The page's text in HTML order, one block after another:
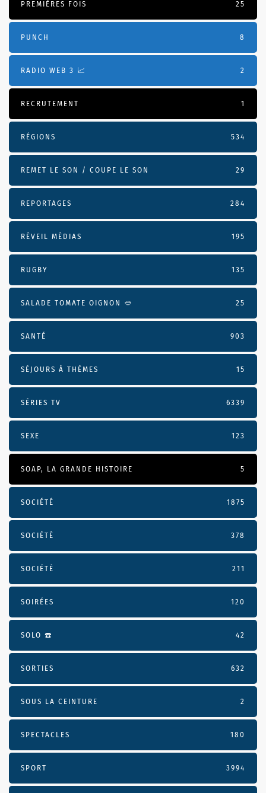
PREMIÈRES FOIS 25
PUNCH 8
RADIO WEB 3 📈 2
RECRUTEMENT 1
RÉGIONS 534
REMET LE SON / COUPE LE SON 29
REPORTAGES 284
RÉVEIL MÉDIAS 195
RUGBY 135
SALADE TOMATE OIGNON 🥙 25
SANTÉ 903
SÉJOURS À THÈMES 15
SÉRIES TV 6339
SEXE 123
SOAP, LA GRANDE HISTOIRE 5
SOCIÉTÉ 1875
SOCIÉTÉ 378
SOCIÉTÉ 211
SOIRÉES 120
SOLO ☎️ 42
SORTIES 632
SOUS LA CEINTURE 2
SPECTACLES 180
SPORT 3994